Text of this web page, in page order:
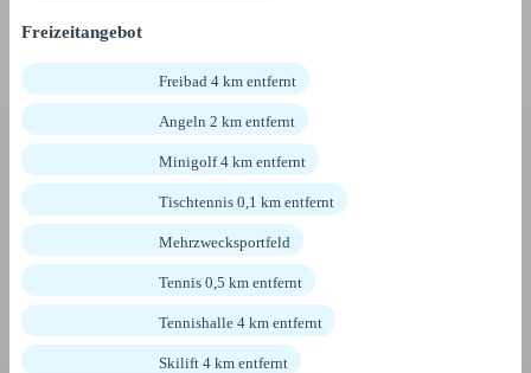
Freizeitangebot
Freibad 4 km entfernt
Angeln 2 km entfernt
Minigolf 4 km entfernt
Tischtennis 0,1 km entfernt
Mehrzwecksportfeld
Tennis 0,5 km entfernt
Tennishalle 4 km entfernt
Skilift 4 km entfernt